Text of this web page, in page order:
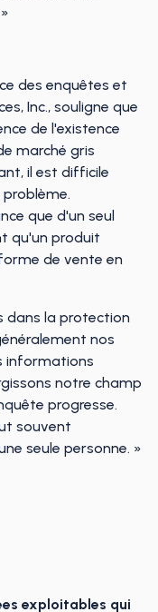
des enquêtes et
Inc., souligne que
de l'existence
marché gris
il est difficile
que d'un seul
qu'un produit
de vente en
dans la protection
nos
informations
notre champ
progresse.
souvent
seule personne. »
exploitables qui